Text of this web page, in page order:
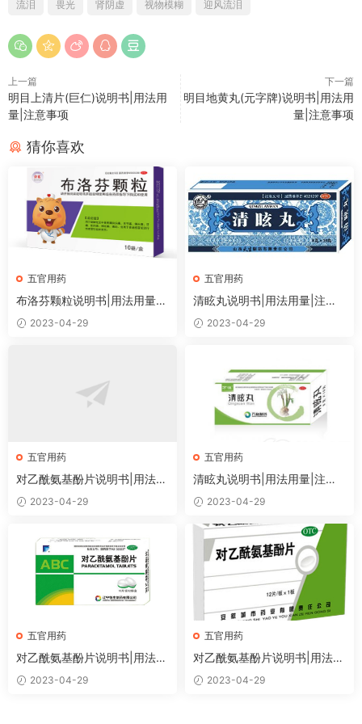
流泪 畏光 肾阴虚 视物模糊 迎风流泪
上一篇
明目上清片(巨仁)说明书|用法用
量|注意事项
下一篇
明目地黄丸(元字牌)说明书|用法用
量|注意事项
猜你喜欢
五官用药
布洛芬颗粒说明书|用法用量|
注意事项
2023-04-29
五官用药
清眩丸说明书|用法用量|注意
事项2023-04-29
五官用药
对乙酰氨基酚片说明书|用法用
量|注意事项
2023-04-29
五官用药
清眩丸说明书|用法用量|注意
事项2023-04-29
五官用药
对乙酰氨基酚片说明书|用法用
量|注意事项
2023-04-29
五官用药
对乙酰氨基酚片说明书|用法用
量|注意事项
2023-04-29